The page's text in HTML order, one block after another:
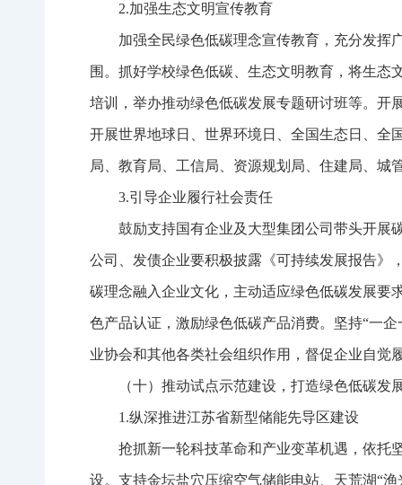
2.加强生态文明宣传教育
加强全民绿色低碳理念宣传教育，充分发挥
围。抓好学校绿色低碳、生态文明教育，将生
培训，举办推动绿色低碳发展专题研讨班等。开
开展世界地球日、世界环境日、全国生态日、全
局、教育局、工信局、资源规划局、住建局、
3.引导企业履行社会责任
鼓励支持国有企业及大型集团公司带头开展
公司、发债企业要积极披露《可持续发展报告》
碳理念融入企业文化，主动适应绿色低碳发展要
色产品认证，激励绿色低碳产品消费。坚持“一
业协会和其他各类社会组织作用，督促企业自觉
（十）推动试点示范建设，打造绿色低碳发
1.纵深推进江苏省新型储能先导区建设
抢抓新一轮科技革命和产业变革机遇，依托
设。支持金坛盐穴压缩空气储能电站、天荒湖“